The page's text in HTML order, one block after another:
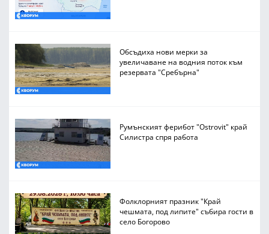
Обсъдиха нови мерки за
увеличаване на водния поток към
резервата "Сребърна"
Румънският ферибот "Ostrovit" край
Силистра спря работа
Фолклорният празник "Край
чешмата, под липите" събира гости в
село Богорово